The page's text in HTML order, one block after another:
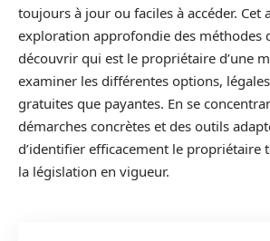
toujours à jour ou faciles à accéder. Cet
exploration approfondie des méthodes
découvrir qui est le propriétaire d’une
examiner les différentes options,
gratuites que payantes. En se
démarches concrètes et des outils
d’identifier efficacement le propriétaire
la législation en vigueur.